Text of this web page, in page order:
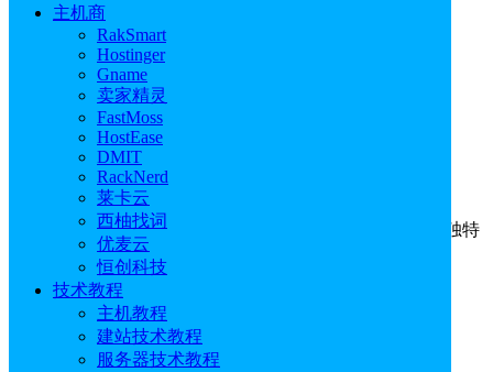
主机商
RakSmart
Hostinger
Gname
卖家精灵
FastMoss
HostEase
DMIT
RackNerd
莱卡云
西柚找词
优麦云
恒创科技
技术教程
主机教程
建站技术教程
服务器技术教程
Linux服务器系统哪个好
2025年06月02日0赞
Linux服务器系统哪个好？每一种Linux服务器系统都有其独特
的优势，无论是购买国内服务器还是国外服务器时，…